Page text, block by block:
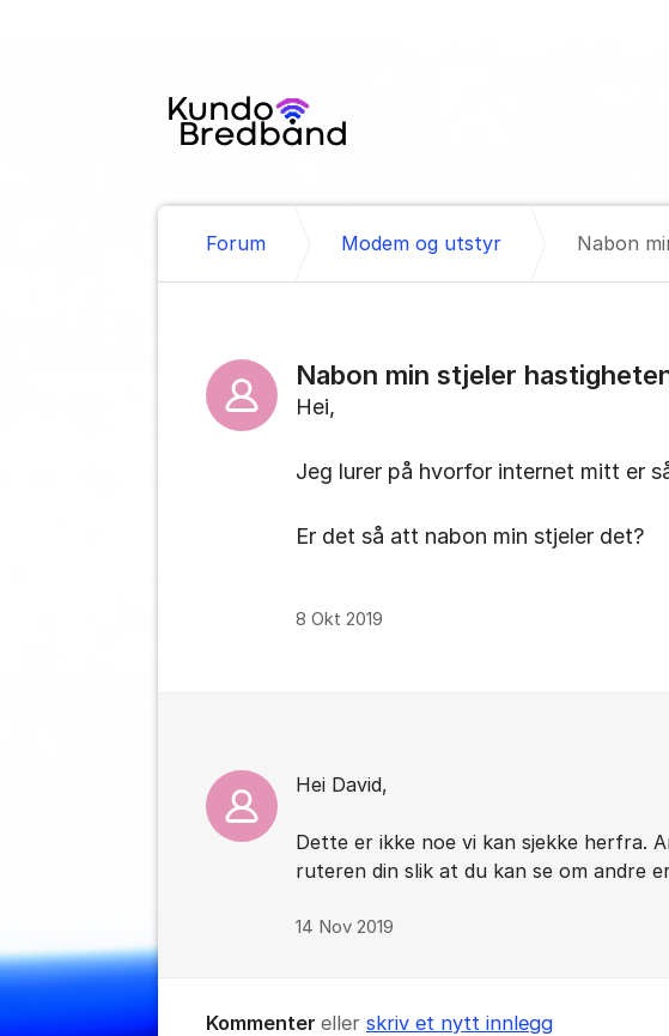
Forum Modem og utstyr Nabon
Nabon min stjeler
Hei,
Jeg lurer på hvorfor internet mitt er
Er det så att nabon min stjeler det?
8 Okt 2019
Hei David,
Dette er ikke noe vi kan sjekke herfra.
ruteren din slik at du kan se om andre
14 Nov 2019
Kommenter eller skriv et nytt innlegg